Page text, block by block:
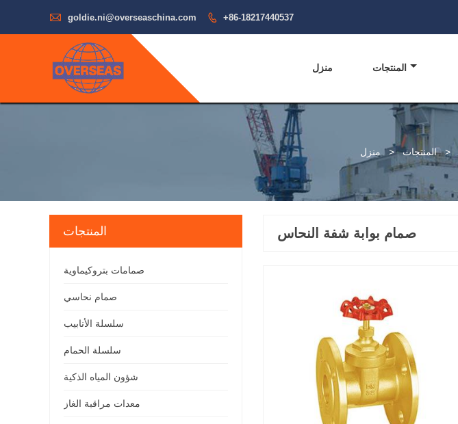
 goldie.ni@overseaschina.com  +86-18217440537
منزل المنتجات
منزل > المنتجات >
صمام بوابة شفة النحاس المنتجات
صمامات بتروكيماوية
صمام نحاسي
سلسلة الأنابيب
سلسلة الحمام
شؤون المياه الذكية
معدات مراقبة الغاز